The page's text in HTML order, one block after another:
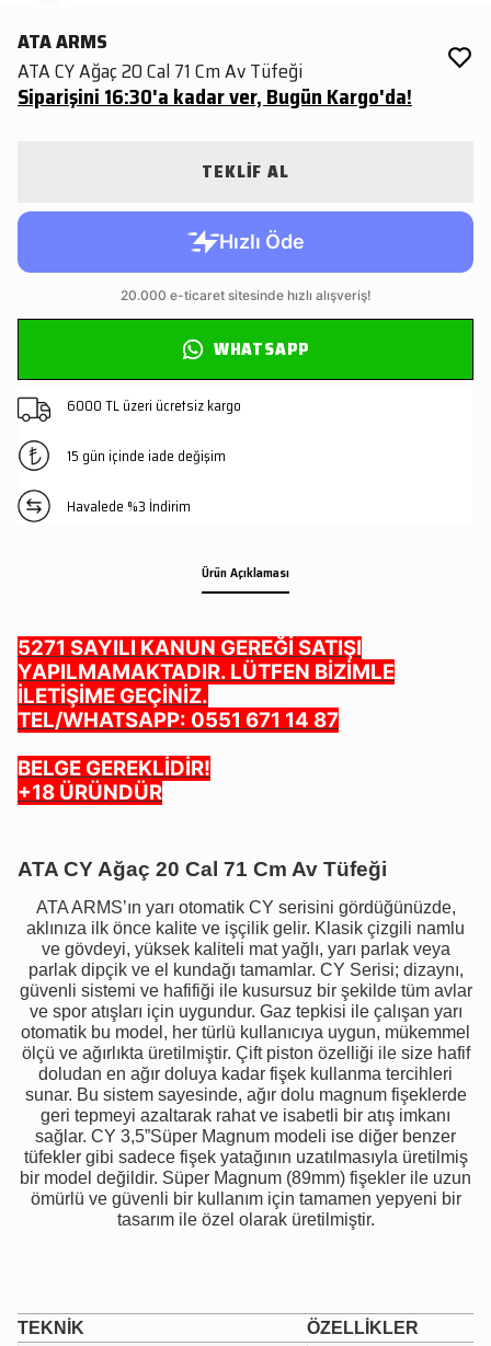
ATA ARMS
ATA CY Ağaç 20 Cal 71 Cm Av Tüfeği
Siparişini 16:30'a kadar ver, Bugün Kargo'da!
TEKLİF AL
WHATSAPP
6000 TL üzeri ücretsiz kargo
15 gün içinde iade değişim
Havalede %3 İndirim
Ürün Açıklaması
5271 SAYILI KANUN GEREĞİ SATIŞI
YAPILMAMAKTADIR. LÜTFEN BİZİMLE
İLETİŞİME GEÇİNİZ.
TEL/WHATSAPP: 0551 671 14 87
BELGE GEREKLİDİR!
+18 ÜRÜNDÜR
ATA CY Ağaç 20 Cal 71 Cm Av Tüfeği
ATA ARMS’ın yarı otomatik CY serisini gördüğünüzde,
aklınıza ilk önce kalite ve işçilik gelir. Klasik çizgili namlu
ve gövdeyi, yüksek kaliteli mat yağlı, yarı parlak veya
parlak dipçik ve el kundağı tamamlar. CY Serisi; dizaynı,
güvenli sistemi ve hafifiği ile kusursuz bir şekilde tüm avlar
ve spor atışları için uygundur. Gaz tepkisi ile çalışan yarı
otomatik bu model, her türlü kullanıcıya uygun, mükemmel
ölçü ve ağırlıkta üretilmiştir. Çift piston özelliği ile size hafif
doludan en ağır doluya kadar fişek kullanma tercihleri
sunar. Bu sistem sayesinde, ağır dolu magnum fişeklerde
geri tepmeyi azaltarak rahat ve isabetli bir atış imkanı
sağlar. CY 3,5”Süper Magnum modeli ise diğer benzer
tüfekler gibi sadece fişek yatağının uzatılmasıyla üretilmiş
bir model değildir. Süper Magnum (89mm) fişekler ile uzun
ömürlü ve güvenli bir kullanım için tamamen yepyeni bir
tasarım ile özel olarak üretilmiştir.
TEKNİK
ÖZELLİKLER